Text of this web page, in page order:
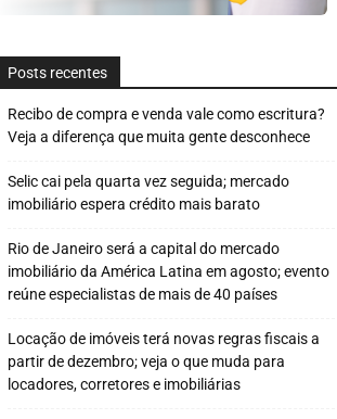
Posts recentes
Recibo de compra e venda vale como escritura?
Veja a diferença que muita gente desconhece
Selic cai pela quarta vez seguida; mercado
imobiliário espera crédito mais barato
Rio de Janeiro será a capital do mercado
imobiliário da América Latina em agosto; evento
reúne especialistas de mais de 40 países
Locação de imóveis terá novas regras fiscais a
partir de dezembro; veja o que muda para
locadores, corretores e imobiliárias